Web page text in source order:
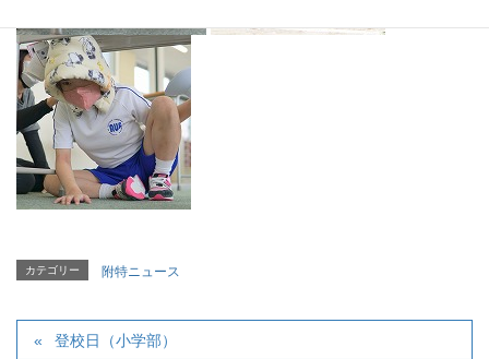
カテゴリー 附特ニュース
登校日（小学部）